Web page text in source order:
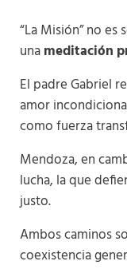
“La Misión” no
unameditación
El padre Gabriel
amor
como fuerza
Mendoza, en
lucha, la que
justo.
Ambos caminos
coexistencia